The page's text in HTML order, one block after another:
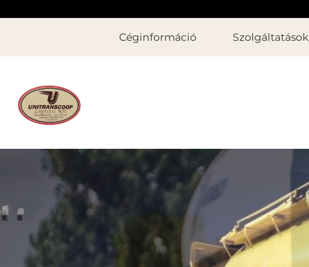
Céginformáció Szolgáltatások